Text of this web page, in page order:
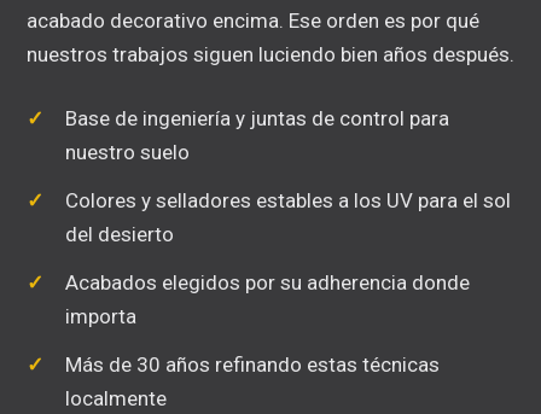
acabado decorativo encima. Ese orden es por qué
nuestros trabajos siguen luciendo bien años después.
Base de ingeniería y juntas de control para
nuestro suelo
Colores y selladores estables a los UV para el sol
del desierto
Acabados elegidos por su adherencia donde
importa
Más de 30 años refinando estas técnicas
localmente